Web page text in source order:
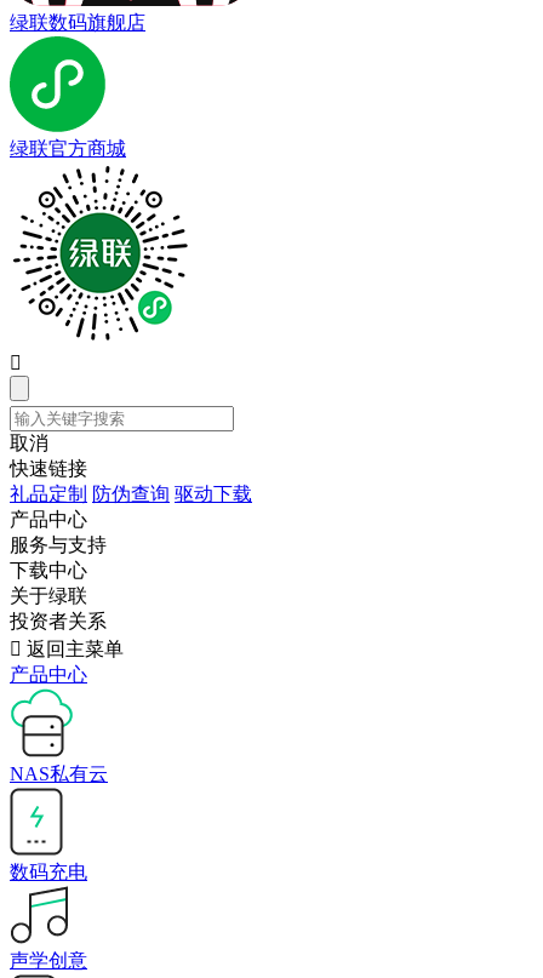
绿联数码旗舰店
绿联官方商城

取消
快速链接
礼品定制 防伪查询 驱动下载
产品中心
服务与支持
下载中心
关于绿联
投资者关系
 返回主菜单
产品中心
NAS私有云
数码充电
声学创意